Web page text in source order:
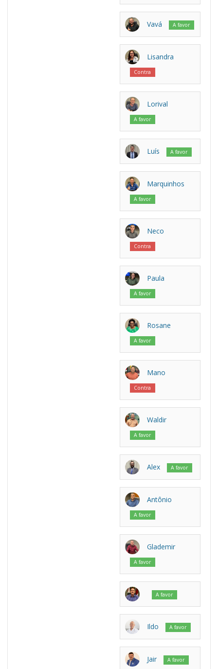
Vavá A favor
Lisandra
Contra
Lorival
A favor
Luís A favor
Marquinhos
A favor
Neco
Contra
Paula
A favor
Rosane
A favor
Mano
Contra
Waldir
A favor
Alex A favor
Antônio
A favor
Glademir
A favor
A favor
Ildo A favor
Jair A favor